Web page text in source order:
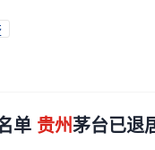
单 贵州茅台已退